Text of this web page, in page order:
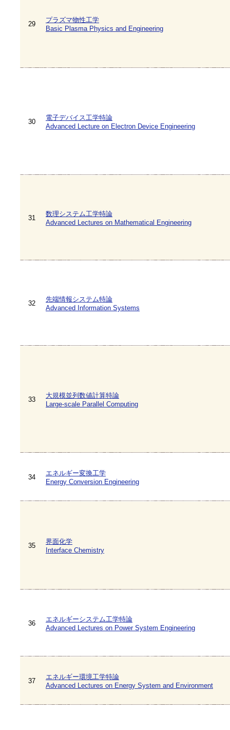
29
プラズマ物性工学
Basic Plasma Physics and Engineering
30
電子デバイス工学特論
Advanced Lecture on Electron Device Engineering
31
数理システム工学特論
Advanced Lectures on Mathematical Engineering
32
先端情報システム特論
Advanced Information Systems
33
大規模並列数値計算特論
Large-scale Parallel Computing
34
エネルギー変換工学
Energy Conversion Engineering
35
界面化学
Interface Chemistry
36
エネルギーシステム工学特論
Advanced Lectures on Power System Engineering
37
エネルギー環境工学特論
Advanced Lectures on Energy System and Environment